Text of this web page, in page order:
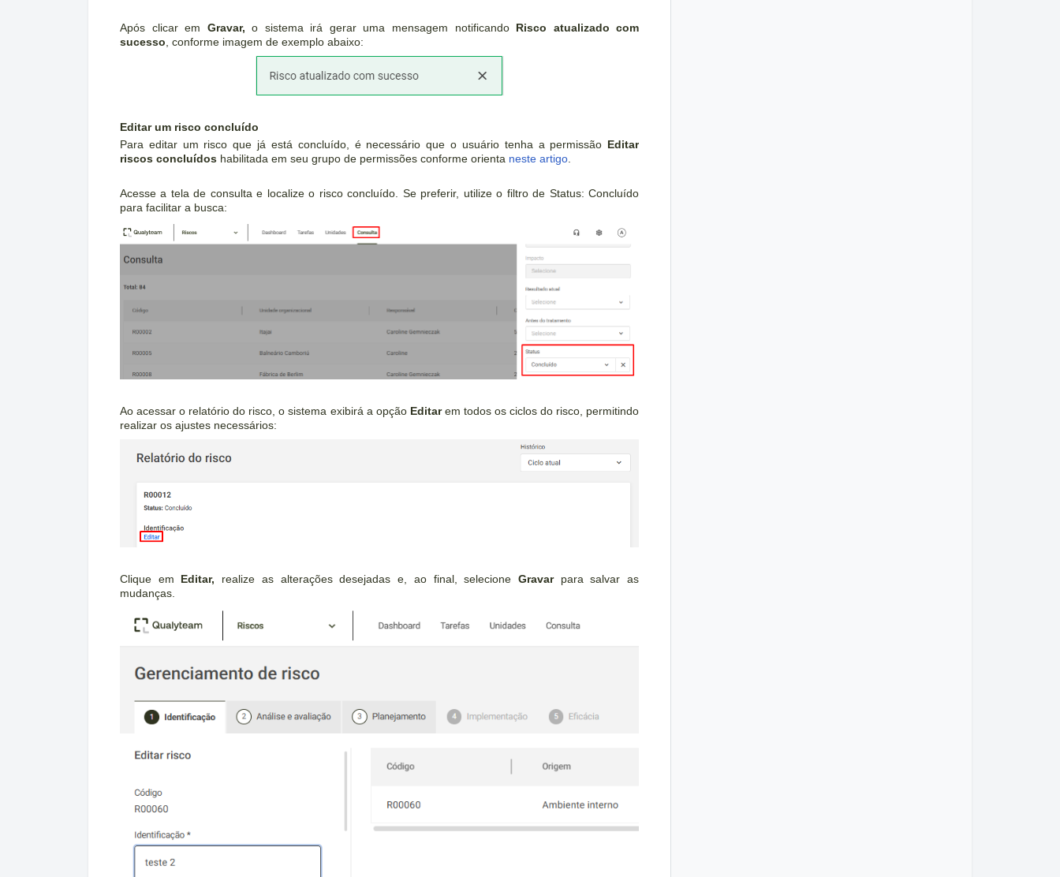
Após clicar em Gravar, o sistema irá gerar uma mensagem notificando Risco atualizado com
sucesso , conforme imagem de exemplo abaixo:
Editar um risco concluído
Para editar um risco que já está concluído, é necessário que o usuário tenha a permissão Editar
riscos concluídos habilitada em seu grupo de permissões conforme orienta neste artigo
Acesse a tela de consulta e localize o risco concluído. Se preferir, utilize o filtro de Status: Concluído
para facilitar a busca:
Ao acessar o relatório do risco, o sistema exibirá a opção Editarem todos os ciclos do risco, permitindo
realizar os ajustes necessários:
Clique em Editar, realize as alterações desejadas e, ao final, selecioneGravar para salvar as
mudanças.